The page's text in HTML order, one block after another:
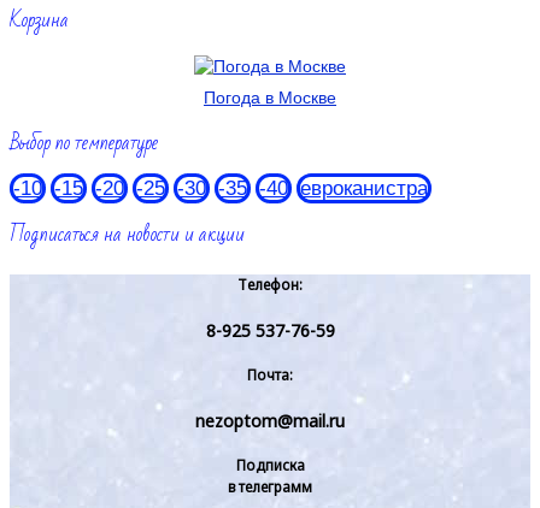
Корзина
Погода в Москве
Выбор по температуре
-10 -15 -20 -25 -30 -35 -40 евроканистра
Подписаться на новости и акции
Телефон:
8-925 537-76-59
Почта:
nezoptom@mail.ru
Подписка
в телеграмм